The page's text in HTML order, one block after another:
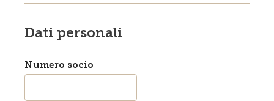
Dati personali
Numero socio